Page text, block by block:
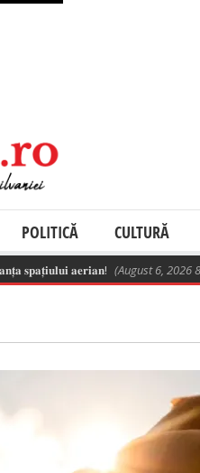
POLITICĂ CULTURĂ
𝐚𝐞𝐫𝐢𝐚𝐧! (August 6, 2026 8:02 pm)